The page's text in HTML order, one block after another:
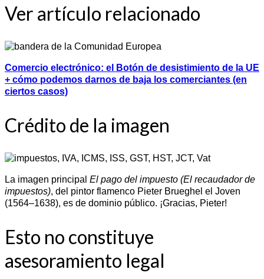
Ver artículo relacionado
Comercio electrónico: el Botón de desistimiento de la UE
+ cómo podemos darnos de baja los comerciantes (en
ciertos casos)
Crédito de la imagen
La imagen principal El pago del impuesto (El recaudador de
impuestos), del pintor flamenco Pieter Brueghel el Joven
(1564–1638), es de dominio público. ¡Gracias, Pieter!
Esto no constituye
asesoramiento legal